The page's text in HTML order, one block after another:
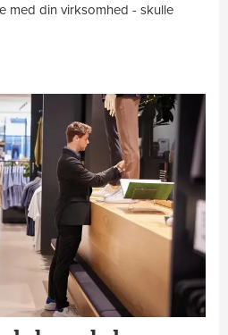
med din virksomhed - skulle